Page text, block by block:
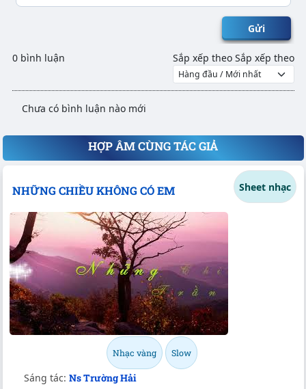
Gửi
0 bình luận Sắp xếp theo Sắp xếp theo
Chưa có bình luận nào mới
HỢP ÂM CÙNG TÁC GIẢ
NHỮNG CHIỀU KHÔNG CÓ EM Sheet nhạc
Nhạc vàng Slow
Sáng tác: Ns Trường Hải